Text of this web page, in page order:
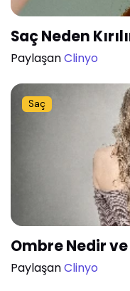
Saç Neden
PaylaşanClinyo
Saç
Ombre Nedir ve
PaylaşanClinyo